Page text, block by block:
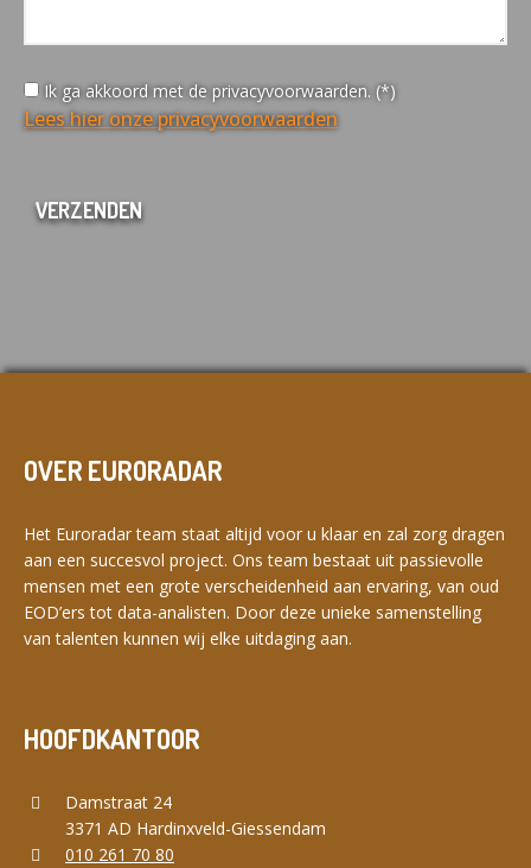
Ik ga akkoord met de privacyvoorwaarden. (*)
Lees hier onze privacyvoorwaarden
OVER EURORADAR
Het Euroradar team staat altijd voor u klaar en zal zorg dragen
aan een succesvol project. Ons team bestaat uit passievolle
mensen met een grote verscheidenheid aan ervaring, van oud
EOD’ers tot data-analisten. Door deze unieke samenstelling
van talenten kunnen wij elke uitdaging aan.
HOOFDKANTOOR
Damstraat 24
3371 AD Hardinxveld-Giessendam
010 261 70 80